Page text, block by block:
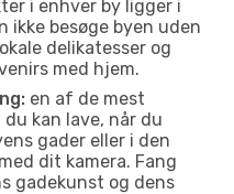
i enhver by ligger i
ikke besøge byen uden
delikatesser og
med hjem.
en af de mest
kan lave, når du
gader eller i den
dit kamera. Fang
gadekunst og dens